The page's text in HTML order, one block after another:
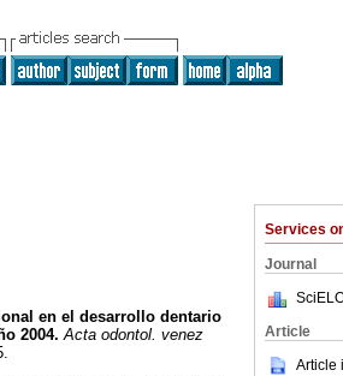
Services
Journal
Article
Article
en el desarrollo dentario
2004. Acta odontol. venez